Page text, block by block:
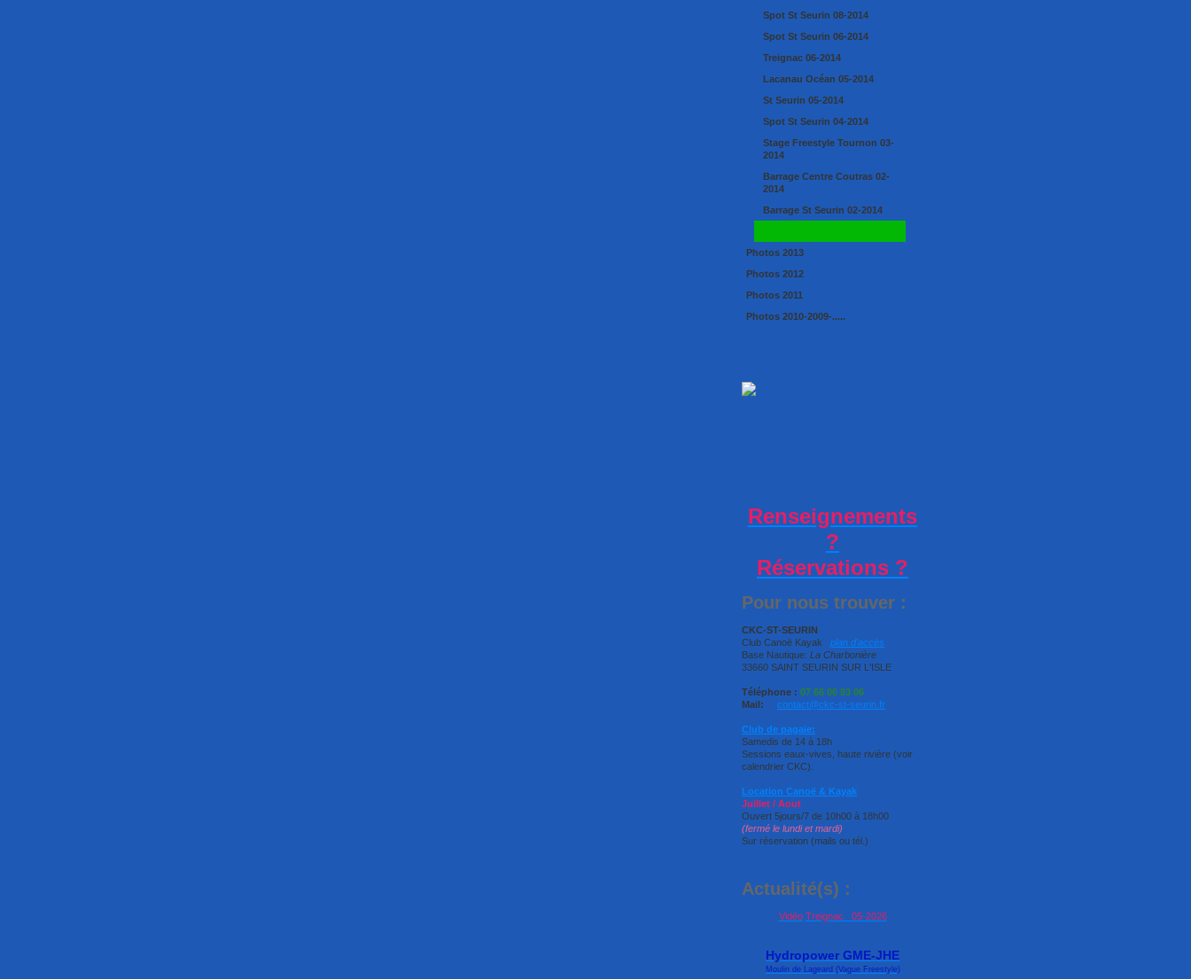
Spot St Seurin 08-2014
Spot St Seurin 06-2014
Treignac 06-2014
Lacanau Océan 05-2014
St Seurin 05-2014
Spot St Seurin 04-2014
Stage Freestyle Tournon 03-
2014
Barrage Centre Coutras 02-
2014
Barrage St Seurin 02-2014
Photos 2013
Photos 2012
Photos 2011
Photos 2010-2009-.....
Renseignements
?
Réservations ?
Pour nous trouver :
CKC-ST-SEURIN
Club Canoë Kayak plan d'accès
Base Nautique: La Charbonière
33660 SAINT SEURIN SUR L'ISLE
Téléphone : 07 66 06 93 06
Mail:
contact@ckc-st-seurin.fr
Club de pagaie:
Samedis de 14 à 18h
Sessions eaux-vives, haute rivière (voir
calendrier CKC).
Location Canoë & Kayak
Juillet / Aout
Ouvert 5jours/7 de 10h00 à 18h00
(fermé le lundi et mardi)
Sur réservation (mails ou tél.)
Actualité(s) :
Vidéo Treignac 05-2026
Hydropower GME-JHE
Moulin de Lageard (Vague Freestyle)